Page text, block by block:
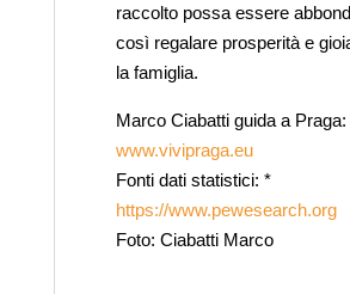
raccolto possa essere
così regalare prosperità e
la famiglia.
Marco Ciabatti guida a Praga:
www.vivipraga.eu
Fonti dati statistici: *
https://www.pewesearch.org
Foto: Ciabatti Marco